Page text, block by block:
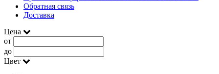
Обратная связь
Доставка
Цена
от
до
Цвет